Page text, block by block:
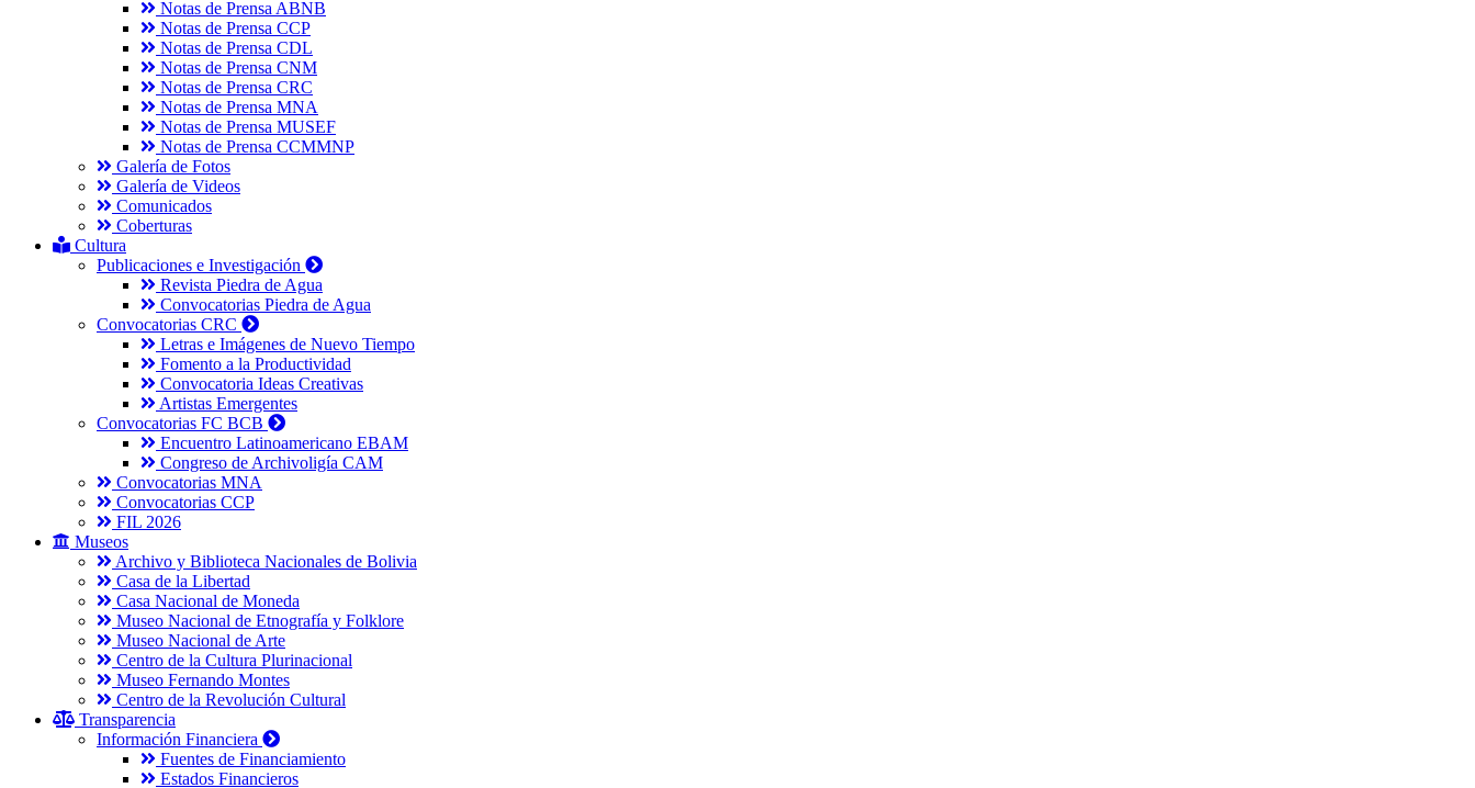
Notas de Prensa ABNB
Notas de Prensa CCP
Notas de Prensa CDL
Notas de Prensa CNM
Notas de Prensa CRC
Notas de Prensa MNA
Notas de Prensa MUSEF
Notas de Prensa CCMMNP
Galería de Fotos
Galería de Videos
Comunicados
Coberturas
Cultura
Publicaciones e Investigación
Revista Piedra de Agua
Convocatorias Piedra de Agua
Convocatorias CRC
Letras e Imágenes de Nuevo Tiempo
Fomento a la Productividad
Convocatoria Ideas Creativas
Artistas Emergentes
Convocatorias FC BCB
Encuentro Latinoamericano EBAM
Congreso de Archivoligía CAM
Convocatorias MNA
Convocatorias CCP
FIL 2026
Museos
Archivo y Biblioteca Nacionales de Bolivia
Casa de la Libertad
Casa Nacional de Moneda
Museo Nacional de Etnografía y Folklore
Museo Nacional de Arte
Centro de la Cultura Plurinacional
Museo Fernando Montes
Centro de la Revolución Cultural
Transparencia
Información Financiera
Fuentes de Financiamiento
Estados Financieros